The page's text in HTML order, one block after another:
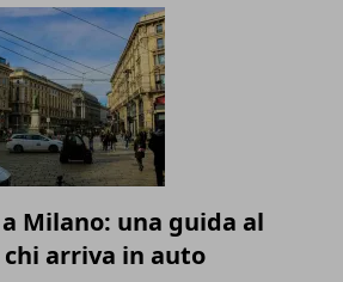
Milano: una guida al
arriva in auto